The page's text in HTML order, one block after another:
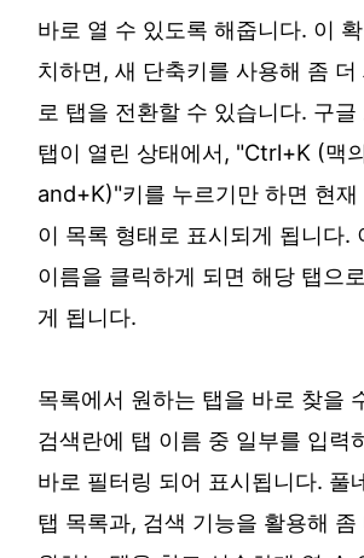
바로 열 수 있도록 해줍니다. 이
치하면, 새 단축키를 사용해 좀 더
로 탭을 전환할 수 있습니다. 구글
탭이 열린 상태에서, "Ctrl+K (맥
and+K)"키를 누르기만 하면 현재
이 목록 형태로 표시되게 됩니다.
이름을 클릭하게 되면 해당 탭으
게 됩니다.
목록에서 원하는 탭을 바로 찾을
검색란에 탭 이름 중 일부를 입력
바로 필터링 되어 표시됩니다. 풀
탭 목록과, 검색 기능을 활용해 좀